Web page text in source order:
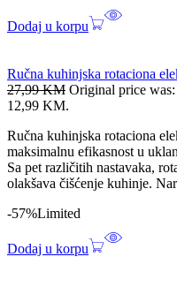
Dodaj u korpu
Ručna kuhinjska rotaciona
27,99KM Original price
12,99 KM.
Ručna kuhinjska rotaciona
maksimalnu efikasnost u
Sa pet različitih nastavaka,
olakšava čišćenje kuhinje.
-57%Limited
Dodaj u korpu